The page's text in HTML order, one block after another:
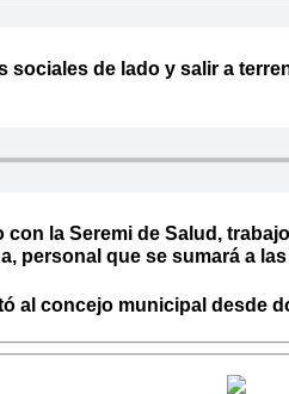
sociales de lado y salir a
la Seremi de Salud,
personal que se sumará a
al concejo municipal desde